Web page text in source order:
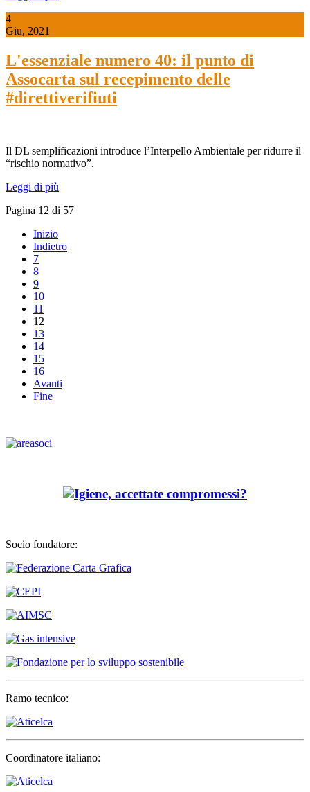
4
Giu, 2021
L'essenziale numero 40: il punto di
Assocarta sul recepimento delle
#direttiverifiuti
Il DL semplificazioni introduce l’Interpello Ambientale per ridurre il
“rischio normativo”.
Leggi di più
Pagina 12 di 57
Inizio
Indietro
7
8
9
10
11
12
13
14
15
16
Avanti
Fine
Socio fondatore:
Ramo tecnico:
Coordinatore italiano: